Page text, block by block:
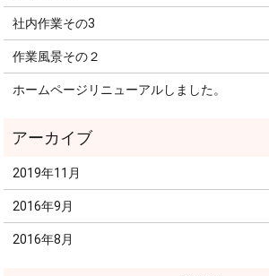
社内作業その3
作業風景その２
ホームページリニューアルしました。
2019年11月
2016年9月
2016年8月